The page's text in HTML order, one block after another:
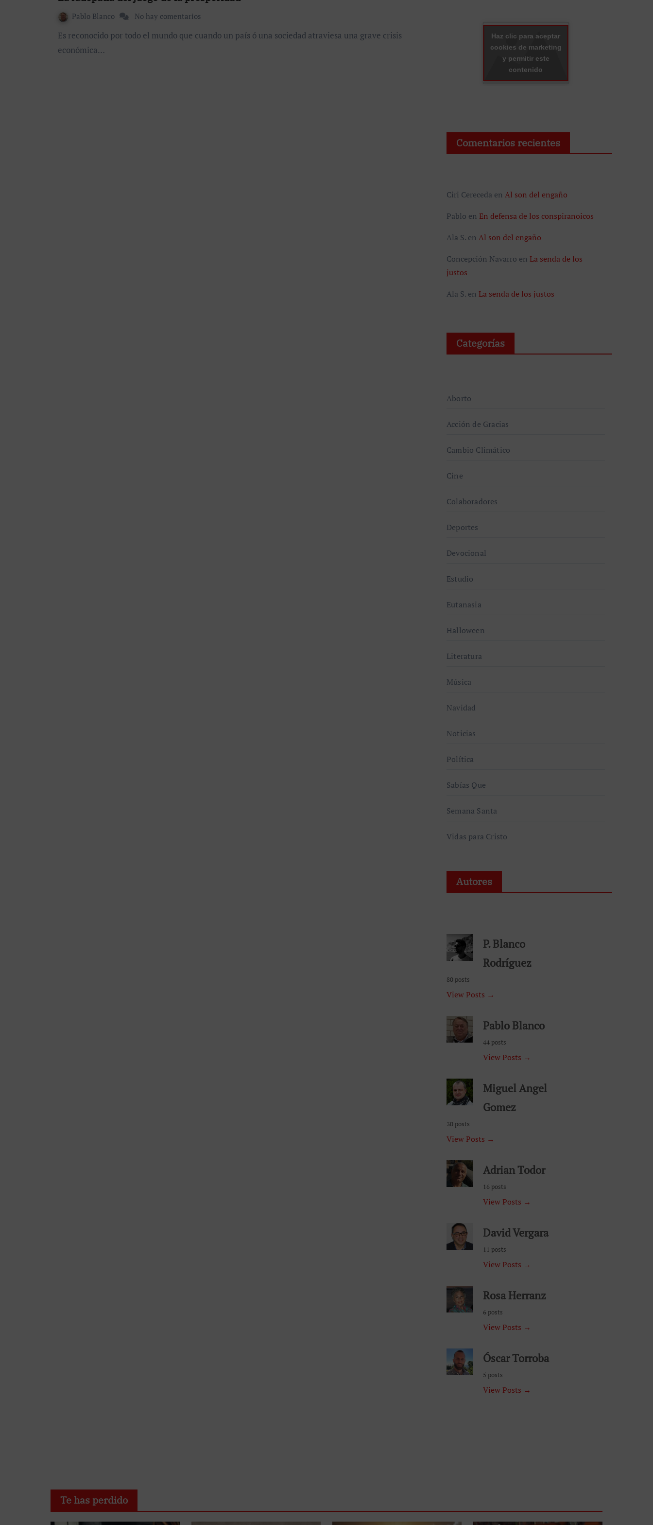
Pablo Blanco No hay comentarios
Es reconocido por todo el mundo que cuando un país ó una sociedad atraviesa una grave crisis
económica…
Haz clic para aceptar
cookies de marketing
y permitir este
contenido
Comentarios recientes
Ciri Cereceda en Al son del engaño
Pablo en En defensa de los conspiranoicos
Ala S. en Al son del engaño
Concepción Navarro en La senda de los
justos
Ala S. en La senda de los justos
Categorías
Aborto
Acción de Gracias
Cambio Climático
Cine
Colaboradores
Deportes
Devocional
Estudio
Eutanasia
Halloween
Literatura
Música
Navidad
Noticias
Política
Sabías Que
Semana Santa
Vidas para Cristo
Autores
P. Blanco
Rodríguez
80 posts
View Posts →
Pablo Blanco
44 posts
View Posts →
Miguel Angel
Gomez
30 posts
View Posts →
Adrian Todor
16 posts
View Posts →
David Vergara
11 posts
View Posts →
Rosa Herranz
6 posts
View Posts →
Óscar Torroba
5 posts
View Posts →
Te has perdido